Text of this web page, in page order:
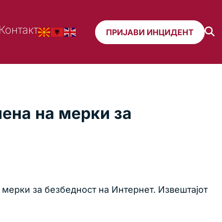
ПРИЈАВИ ИНЦИДЕНТ
на мерки за
за безбедност на Интернет. Извештајот